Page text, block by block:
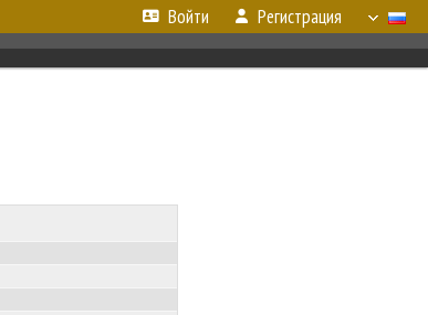
Войти Регистрация